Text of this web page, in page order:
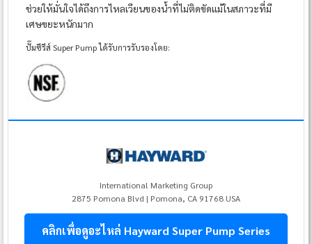
ช่วยให้มั่นใจได้ถึงการไหลเวียนของน้ำที่ไม่ติดขัดแม้ในสภาวะที่มี
เศษขยะหนักมาก
ปั๊มซีรีส์ Super Pump ได้รับการรับรองโดย:
International Marketing Group
2875 Pomona Blvd | Pomona, CA 91768 USA
คลิกเพื่อดูอะไหล่ Hayward Super Pump Series